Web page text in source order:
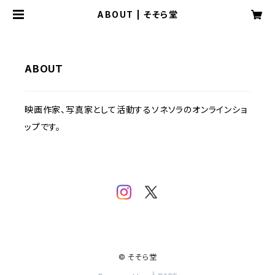
ABOUT | そそら堂
ABOUT
映画作家、写真家として活動するソネソラのオンラインショ
ップです。
© そそら堂